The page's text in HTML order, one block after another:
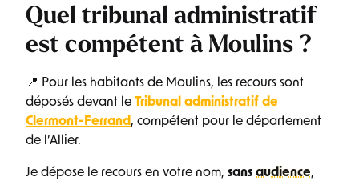
Quel tribunal administratif
est compétent à Moulins ?
📍 Pour les habitants de Moulins, les recours sont
déposés devant le Tribunal administratif de
Clermont-Ferrand, compétent pour le département
de l’Allier.
Je dépose le recours en votre nom, sans audience,